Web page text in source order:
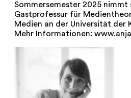
Sommersemester 2025 nimmt
Gastprofessur für
Medien an der Universität der
Mehr Informationen: